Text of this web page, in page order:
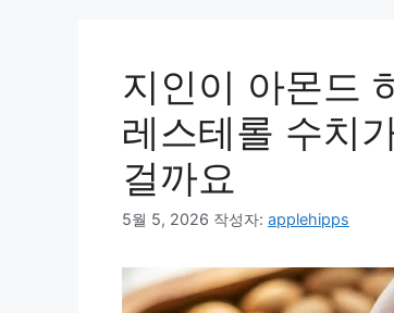
지인이 아몬드
레스테롤 수치
걸까요
5월 5, 2026 작성자: applehipps